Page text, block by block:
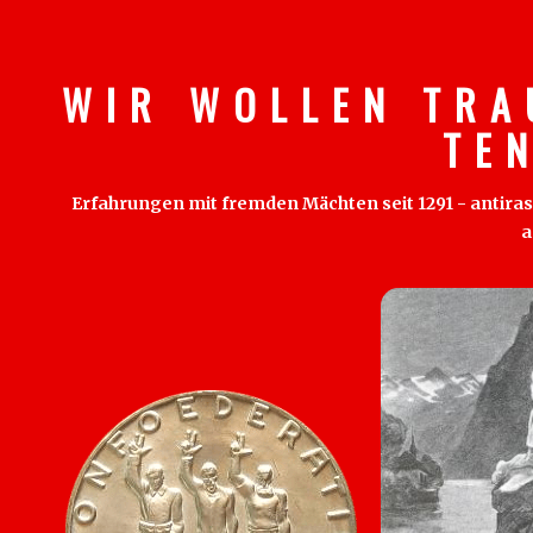
W I R W O L L E N T R
T E
Erfahrungen mit fremden Mächten seit 1291 -